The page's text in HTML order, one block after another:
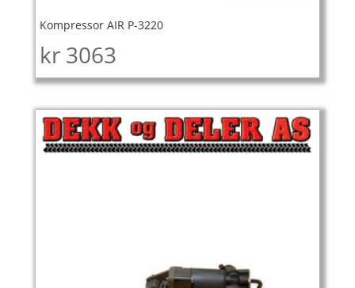
Kompressor AIR P-3220
kr 3063